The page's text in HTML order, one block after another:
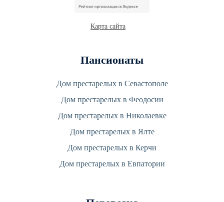
Карта сайта
Пансионаты
Дом престарелых в Севастополе
Дом престарелых в Феодосии
Дом престарелых в Николаевке
Дом престарелых в Ялте
Дом престарелых в Керчи
Дом престарелых в Евпатории